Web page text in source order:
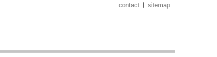
contact sitemap